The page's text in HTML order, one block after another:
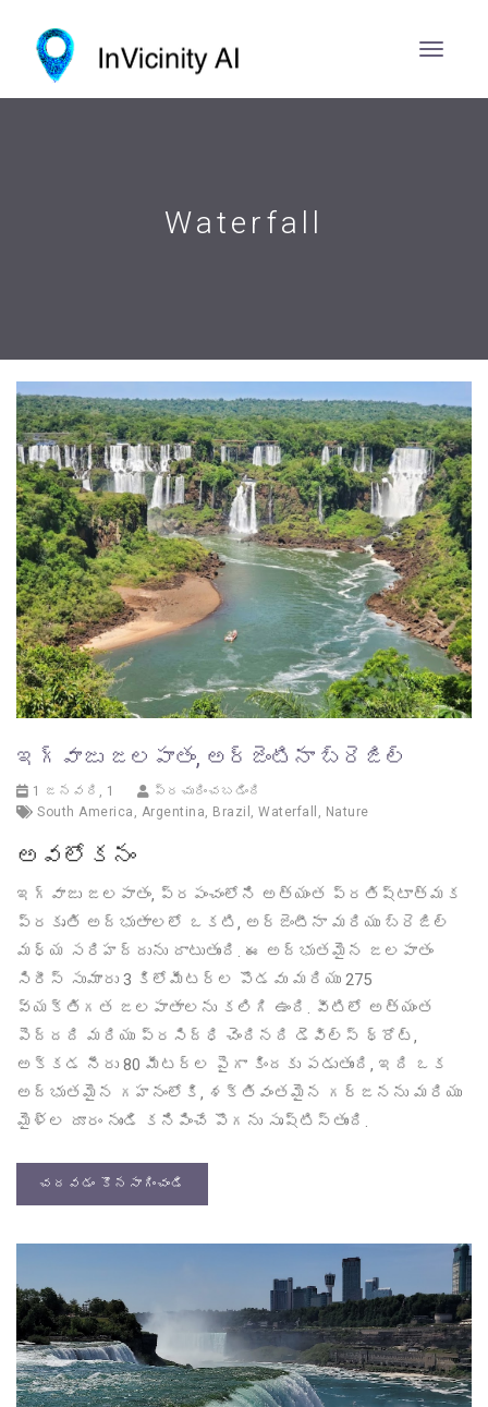
Waterfall
ఇగ్వాజు జలపాతం, అర్జెంటినా బ్రెజిల్
1 జనవరి, 1
ప్రచురించబడింది
South America , Argentina, Brazil , Waterfall , Nature
అవలోకనం
ఇగ్వాజు జలపాతం, ప్రపంచంలోని అత్యంత ప్రతిష్టాత్మక
ప్రకృతి అద్భుతాలలో ఒకటి, అర్జెంటీనా మరియు బ్రెజిల్
మధ్య సరిహద్దును దాటుతుంది. ఈ అద్భుతమైన జలపాతం
సిరీస్ సుమారు 3 కిలోమీటర్ల పొడవు మరియు 275
వ్యక్తిగత జలపాతాలను కలిగి ఉంది. వీటిలో అత్యంత
పెద్దది మరియు ప్రసిద్ధి చెందినది డెవిల్స్ థ్రోట్,
అక్కడ నీరు 80 మీటర్ల పైగా కిందకు పడుతుంది, ఇది ఒక
అద్భుతమైన గహనంలోకి, శక్తివంతమైన గర్జనను మరియు
మైళ్ల దూరం నుండి కనిపించే పొగను సృష్టిస్తుంది.
చదవడం కొనసాగించండి